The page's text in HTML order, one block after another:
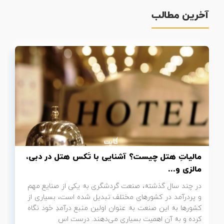
آخرین مطالب
مالیاتِ هتل چیست؟ آشنایی با تَکس هتل در دبی،
مالزی و...
در چند سال گذشته، صنعت گردشگری به یکی از صنایع مهم
و پردرآمد در کشورهای مختلف تبدیل شده است، بسیاری از
کشورها به این صنعت به عنوان اولین منبع درآمدِ خود نگاه
کرده و به آن اهمیت بسیاری می‌دهند. درست اس
تور سوباتان
تور مرداب هسل
تور اصفهان
تور ترکمن صحرا
تور آفرود